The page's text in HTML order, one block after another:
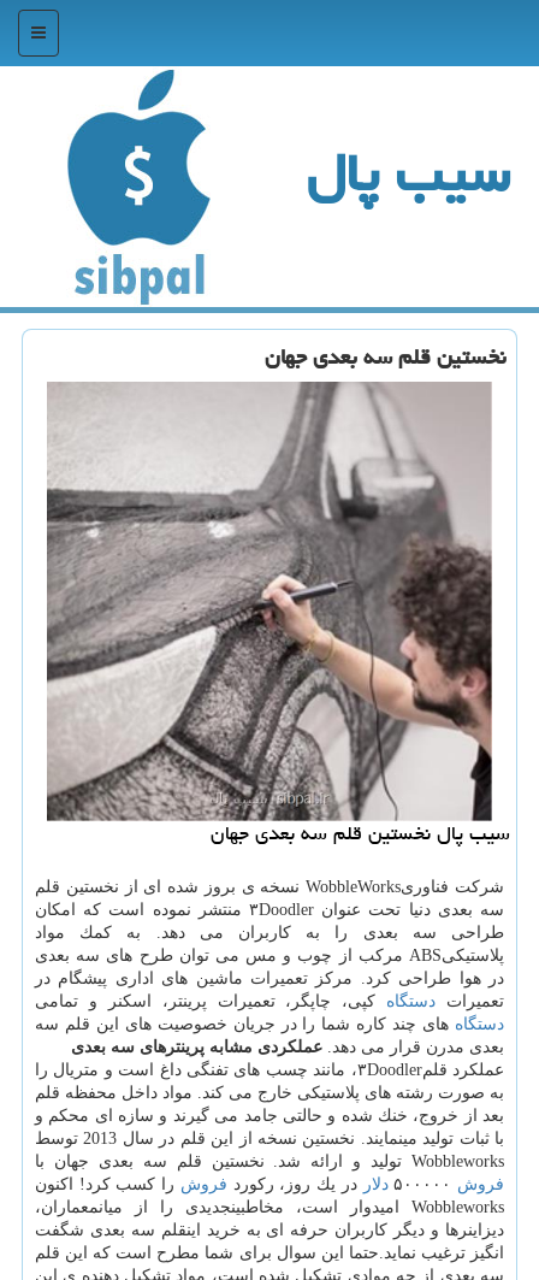
منو
سیب پال
نخستین قلم سه بعدی جهان
سیب پال نخستین قلم سه بعدی جهان
شركت فناوریWobbleWorks نسخه ی بروز شده ای از نخستین قلم
سه بعدی دنیا تحت عنوان ۳Doodler منتشر نموده است كه امكان
طراحی سه بعدی را به كاربران می دهد. به كمك مواد
پلاستیكیABS مركب از چوب و مس می توان طرح های سه بعدی
در هوا طراحی كرد. مركز تعمیرات ماشین های اداری پیشگام در
تعمیرات دستگاه كپی، چاپگر، تعمیرات پرینتر، اسكنر و تمامی
دستگاه های چند كاره شما را در جریان خصوصیت های این قلم سه
بعدی مدرن قرار می دهد. عملكردی مشابه پرینترهای سه بعدی
عملكرد قلم۳Doodler، مانند چسب های تفنگی داغ است و متریال را
به صورت رشته های پلاستیكی خارج می كند. مواد داخل محفظه قلم
بعد از خروج، خنك شده و حالتی جامد می گیرند و سازه ای محكم و
با ثبات تولید مینمایند. نخستین نسخه از این قلم در سال 2013 توسط
Wobbleworks تولید و ارائه شد. نخستین قلم سه بعدی جهان با
فروش
دلار در یك روز، ركورد فروش را كسب كرد! اكنون
Wobbleworks امیدوار است، مخاطبینجدیدی را از میانمعماران،
دیزاینرها و دیگر كاربران حرفه ای به خرید اینقلم سه بعدی شگفت
انگیز ترغیب نماید.حتما این سوال برای شما مطرح است كه این قلم
سه بعدی از چه موادی تشكیل شده است، مواد تشكیل دهنده ی این